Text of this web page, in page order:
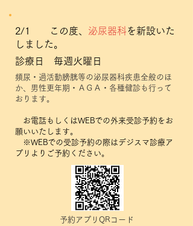
診療日 毎週火曜日
お電話もしくはWEBでの外来受診予約をお
願いいたします。
※WEBでの受診予約の際はデジスマ診療ア
プリよりご予約ください。
​予約アプリQRコード
2/1 この度、 泌尿器科を新設いた
しました。
頻尿・過活動膀胱等の泌尿器科疾患全般のほ
か、男性更年期・ＡＧＡ・各種健診も行って
おります。